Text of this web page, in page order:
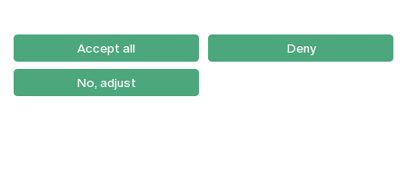
Como Chegar
Newsletter
Accept all Deny
No, adjust